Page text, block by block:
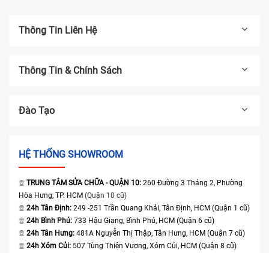
Thông Tin Liên Hệ
Thông Tin & Chính Sách
Đào Tạo
HỆ THỐNG SHOWROOM
TRUNG TÂM SỬA CHỮA - QUẬN 10: 260 Đường 3 Tháng 2, Phường
Hòa Hưng, TP. HCM (Quận 10 cũ)
24h Tân Định: 249 -251 Trần Quang Khải, Tân Định, HCM (Quận 1 cũ)
24h Bình Phú: 733 Hậu Giang, Bình Phú, HCM (Quận 6 cũ)
24h Tân Hưng: 481A Nguyễn Thị Thập, Tân Hưng, HCM (Quận 7 cũ)
24h Xóm Củi: 507 Tùng Thiện Vương, Xóm Củi, HCM (Quận 8 cũ)